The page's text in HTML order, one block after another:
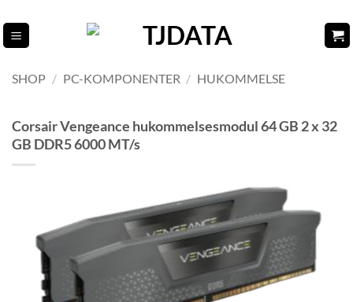
til
indhold
SHOP / PC-KOMPONENTER / HUKOMMELSE
Corsair Vengeance hukommelsesmodul 64 GB 2 x 32
GB DDR5 6000 MT/s